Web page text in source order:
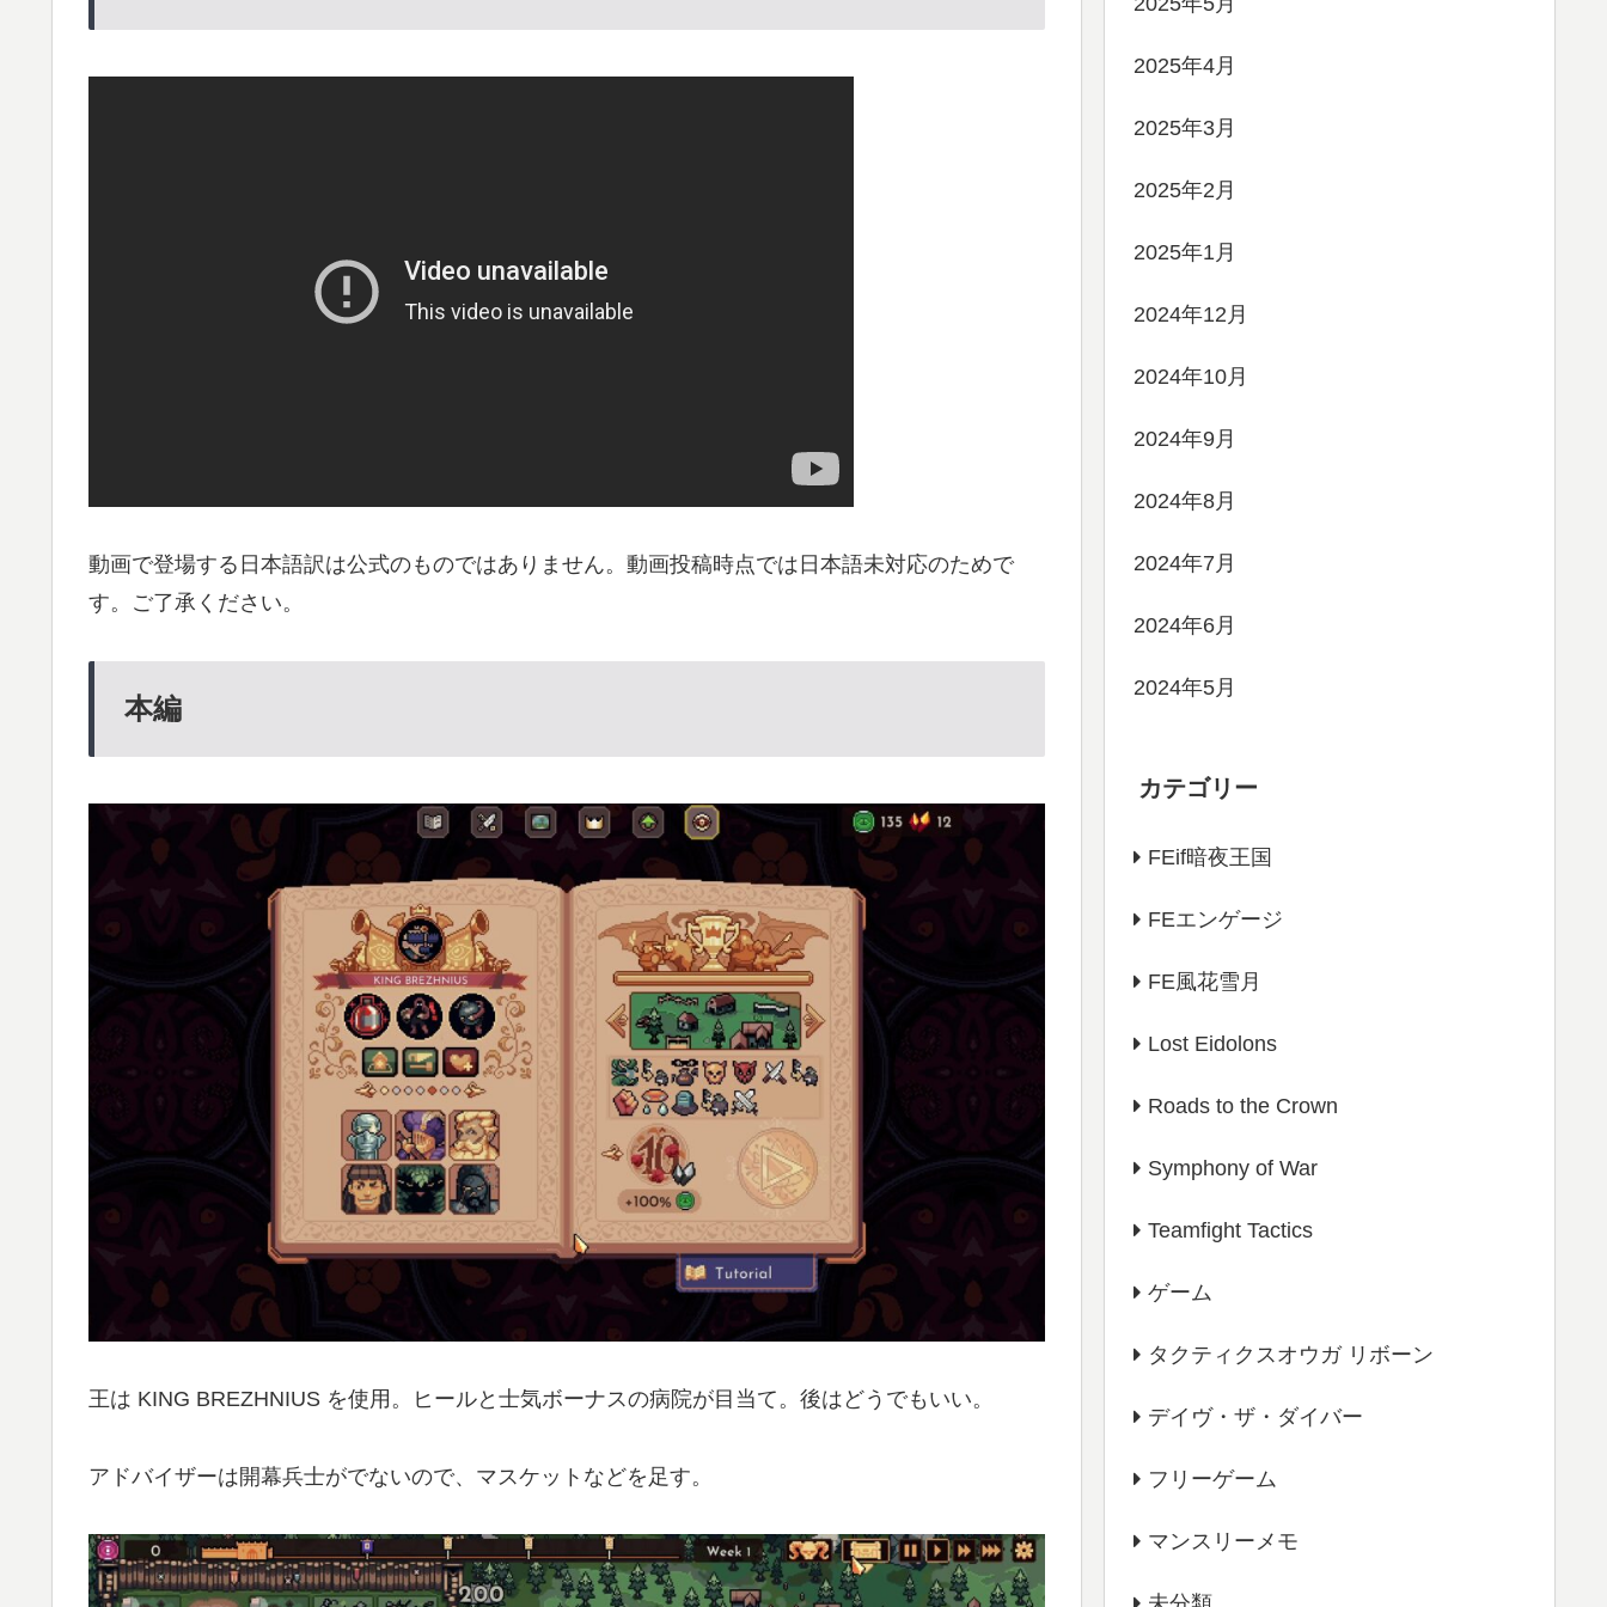
動画で登場する日本語訳は公式のものではありません。動画投稿時点では日本語未対応のためで
す。ご了承ください。
本編
王は KING BREZHNIUS を使用。ヒールと士気ボーナスの病院が目当て。後はどうでもいい。
アドバイザーは開幕兵士がでないので、マスケットなどを足す。
2025年4月
2025年3月
2025年2月
2025年1月
2024年12月
2024年10月
2024年9月
2024年8月
2024年7月
2024年6月
2024年5月
カテゴリー
FEif暗夜王国
FEエンゲージ
FE風花雪月
Lost Eidolons
Roads to the Crown
Symphony of War
Teamfight Tactics
ゲーム
タクティクスオウガ リボーン
デイヴ・ザ・ダイバー
フリーゲーム
マンスリーメモ